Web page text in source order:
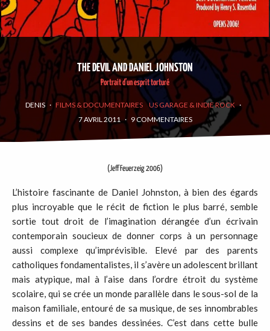
THE DEVIL AND DANIEL JOHNSTON
Portrait d'un esprit torturé
DENIS · FILMS & DOCUMENTAIRES US GARAGE & INDIE ROCK ·
7 AVRIL 2011 · 9 COMMENTAIRES
(Jeff Feuerzeig 2006)
L’histoire fascinante de Daniel Johnston, à bien des égards
plus incroyable que le récit de fiction le plus barré, semble
sortie tout droit de l’imagination dérangée d’un écrivain
contemporain soucieux de donner corps à un personnage
aussi complexe qu’imprévisible. Elevé par des parents
catholiques fondamentalistes, il s’avère un adolescent brillant
mais atypique, mal à l’aise dans l’ordre étroit du système
scolaire, qui se crée un monde parallèle dans le sous-sol de la
maison familiale, entouré de sa musique, de ses innombrables
dessins et de ses bandes dessinées. C’est dans cette bulle